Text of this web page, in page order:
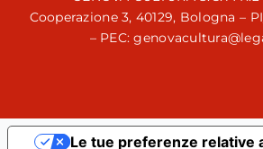
Cooperazione 3, 40129, Bologna –
– PEC:
Le tue preferenze relative